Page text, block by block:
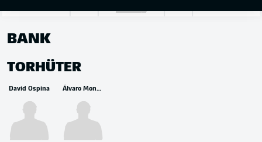
BANK
TORHÜTER
David Ospina Álvaro Montero